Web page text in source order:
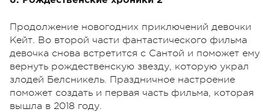
Продолжение новогодних приключений девочки
Кейт. Во второй части фантастического фильма
девочка снова встретится с Сантой и поможет ему
вернуть рождественскую звезду, которую украл
злодей Белсникель. Праздничное настроение
поможет создать и первая часть фильма, которая
вышла в 2018 году.